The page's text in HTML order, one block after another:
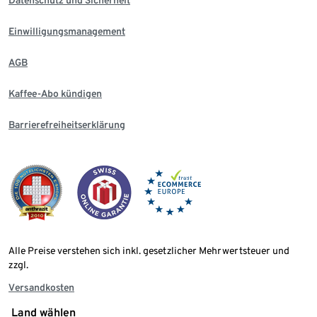
Einwilligungsmanagement
AGB
Kaffee-Abo kündigen
Barrierefreiheitserklärung
Alle Preise verstehen sich inkl. gesetzlicher Mehrwertsteuer und
zzgl.
Versandkosten
Land wählen